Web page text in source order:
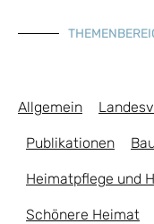
Allgemein
Publikationen
Heimatpflege und
Schönere Heimat